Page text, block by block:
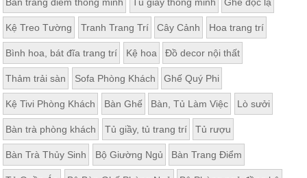
Kệ Treo Tường Tranh Trang Trí Cây Cảnh Hoa trang trí
Bình hoa, bát đĩa trang trí Kệ hoa Đồ decor nội thất
Thảm trải sàn Sofa Phòng Khách Ghế Quý Phi
Kệ Tivi Phòng Khách Bàn Ghế Bàn, Tủ Làm Việc Lò sưởi
Bàn trà phòng khách Tủ giầy, tủ trang trí Tủ rượu
Bàn Trà Thủy Sinh Bộ Giường Ngủ Bàn Trang Điểm